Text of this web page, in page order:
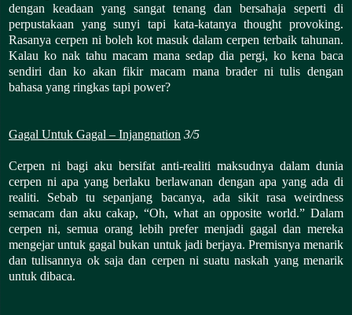
dengan keadaan yang sangat tenang dan bersahaja seperti di
perpustakaan yang sunyi tapi kata-katanya thought provoking.
Rasanya cerpen ni boleh kot masuk dalam cerpen terbaik tahunan.
Kalau ko nak tahu macam mana sedap dia pergi, ko kena baca
sendiri dan ko akan fikir macam mana brader ni tulis dengan
bahasa yang ringkas tapi power?
Gagal Untuk Gagal – Injangnation 3/5
Cerpen ni bagi aku bersifat anti-realiti maksudnya dalam dunia
cerpen ni apa yang berlaku berlawanan dengan apa yang ada di
realiti. Sebab tu sepanjang bacanya, ada sikit rasa weirdness
semacam dan aku cakap, “Oh, what an opposite world.” Dalam
cerpen ni, semua orang lebih prefer menjadi gagal dan mereka
mengejar untuk gagal bukan untuk jadi berjaya. Premisnya menarik
dan tulisannya ok saja dan cerpen ni suatu naskah yang menarik
untuk dibaca.